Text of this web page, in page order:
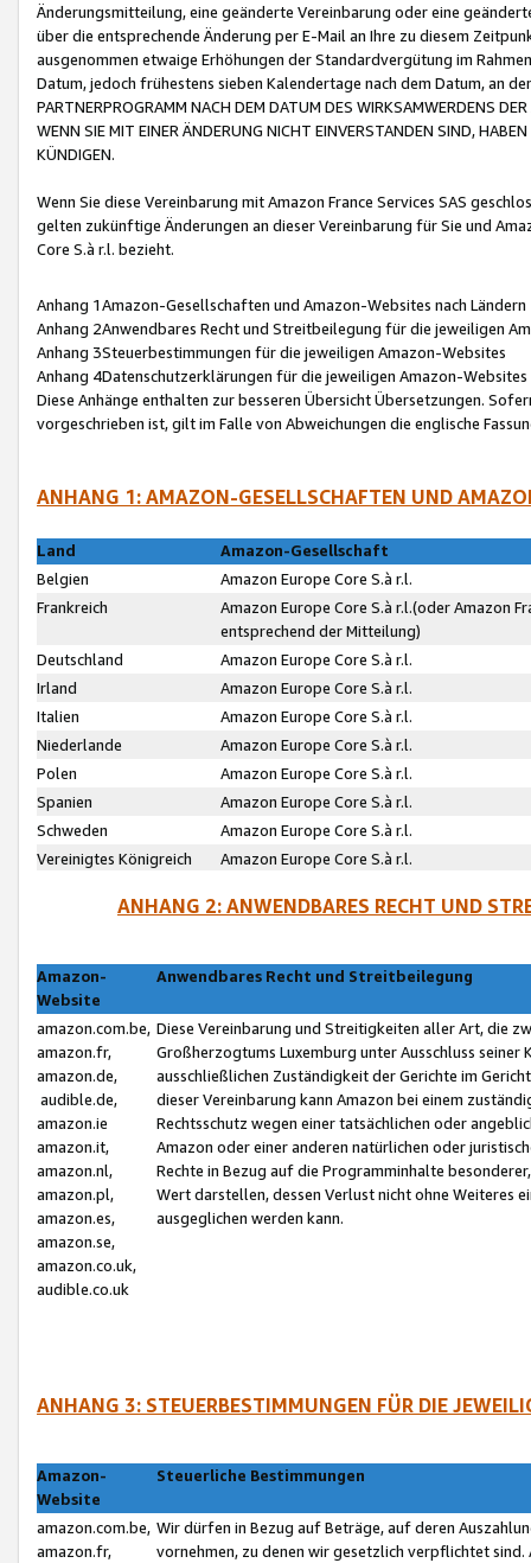
Änderungsmitteilung, eine geänderte Vereinbarung oder eine
über die entsprechende Änderung per E-Mail an Ihre zu diesem
ausgenommen etwaige Erhöhungen der Standardvergütung im
Datum, jedoch frühestens sieben Kalendertage nach dem Datum, an
PARTNERPROGRAMM NACH DEM DATUM DES WIRKSAMWERDENS
WENN SIE MIT EINER ÄNDERUNG NICHT EINVERSTANDEN SIND,
KÜNDIGEN.
Wenn Sie diese Vereinbarung mit Amazon France Services SAS
gelten zukünftige Änderungen an dieser Vereinbarung für Sie und
Core S.à r.l. bezieht.
Anhang 1Amazon-Gesellschaften und Amazon-Websites nach Ländern
Anhang 2Anwendbares Recht und Streitbeilegung für die jeweiligen
Anhang 3Steuerbestimmungen für die jeweiligen Amazon-Websites
Anhang 4Datenschutzerklärungen für die jeweiligen Amazon-Websites
Diese Anhänge enthalten zur besseren Übersicht Übersetzungen.
vorgeschrieben ist, gilt im Falle von Abweichungen die englische
ANHANG 1: AMAZON-GESELLSCHAFTEN UND
Land
Amazon-Gesellschaft
Belgien
Amazon Europe Core S.à r.l.
Frankreich
Amazon Europe Core S.à r.l.(oder Amazon
entsprechend der Mitteilung)
Deutschland
Amazon Europe Core S.à r.l.
Irland
Amazon Europe Core S.à r.l.
Italien
Amazon Europe Core S.à r.l.
Niederlande
Amazon Europe Core S.à r.l.
Polen
Amazon Europe Core S.à r.l.
Spanien
Amazon Europe Core S.à r.l.
Schweden
Amazon Europe Core S.à r.l.
Vereinigtes Königreich
Amazon Europe Core S.à r.l.
ANHANG 2: ANWENDBARES RECHT UND
Amazon-
Website
Anwendbares Recht und Streitbeilegung
amazon.com.be,
amazon.fr,
amazon.de,
audible.de,
amazon.ie
amazon.it,
amazon.nl,
amazon.pl,
amazon.es,
amazon.se,
amazon.co.uk,
audible.co.uk
Diese Vereinbarung und Streitigkeiten aller Art, die
Großherzogtums Luxemburg unter Ausschluss
ausschließlichen Zuständigkeit der Gerichte im
dieser Vereinbarung kann Amazon bei einem
Rechtsschutz wegen einer tatsächlichen oder
Amazon oder einer anderen natürlichen oder
Rechte in Bezug auf die Programminhalte
Wert darstellen, dessen Verlust nicht ohne Weiteres
ausgeglichen werden kann.
ANHANG 3: STEUERBESTIMMUNGEN FÜR DIE
Amazon-
Website
Steuerliche Bestimmungen
amazon.com.be,
amazon.fr,
Wir dürfen in Bezug auf Beträge, auf deren
vornehmen, zu denen wir gesetzlich verpflichtet